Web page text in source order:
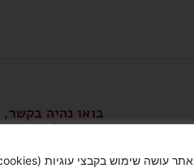
בואו נהיה
עדכונים!